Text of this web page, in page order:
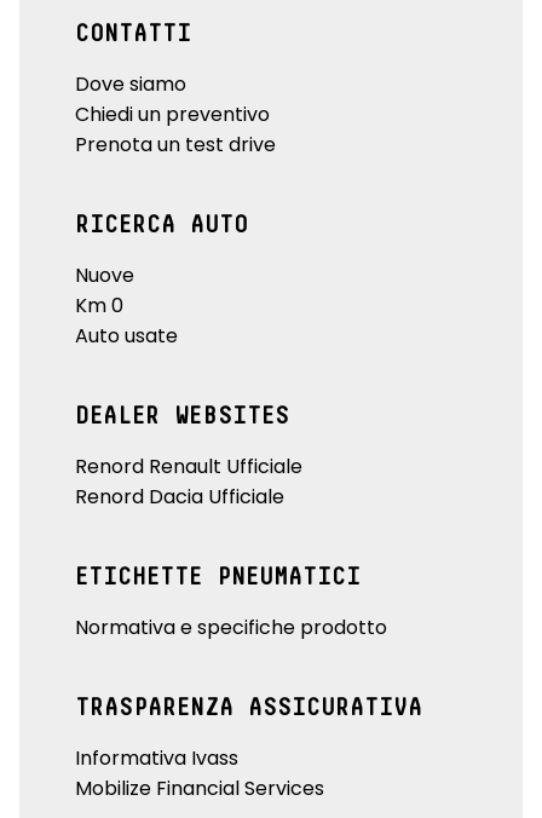
CONTATTI
Dove siamo
Chiedi un preventivo
Prenota un test drive
RICERCA AUTO
Nuove
Km 0
Auto usate
DEALER WEBSITES
Renord Renault Ufficiale
Renord Dacia Ufficiale
ETICHETTE PNEUMATICI
Normativa e specifiche prodotto
TRASPARENZA ASSICURATIVA
Informativa Ivass
Mobilize Financial Services